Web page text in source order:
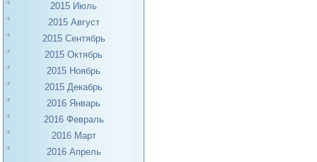
2015 Июль
2015 Август
2015 Сентябрь
2015 Октябрь
2015 Ноябрь
2015 Декабрь
2016 Январь
2016 Февраль
2016 Март
2016 Апрель